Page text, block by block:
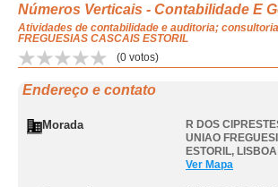
Números Verticais - Contabilidade E
Atividades de contabilidade e auditoria;
FREGUESIAS CASCAIS ESTORIL
(0 votos)
Endereço e contato
Morada R DOS
UNIAO
ESTORIL, LISBOA
Ver Mapa